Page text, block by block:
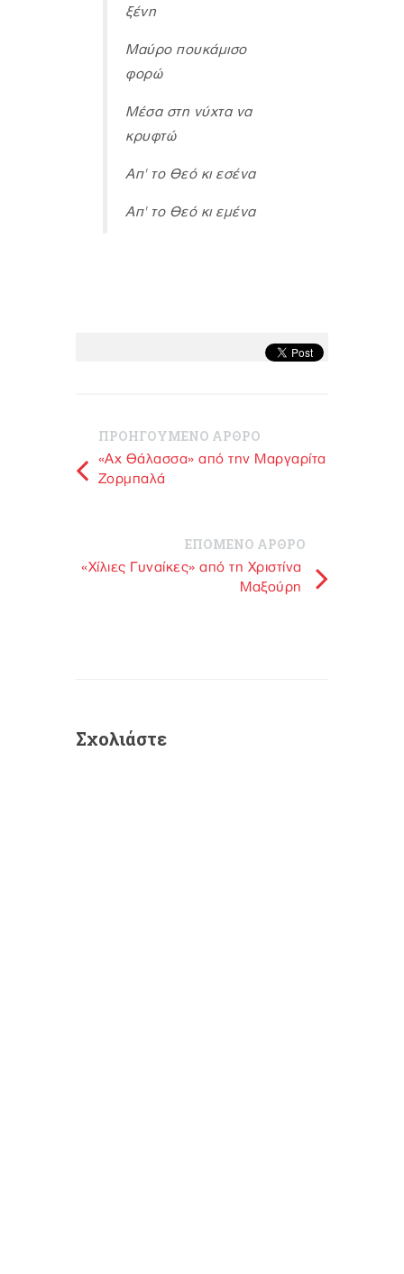
ξένη
Μαύρο πουκάμισο
φορώ
Μέσα στη νύχτα να
κρυφτώ
Απ' το Θεό κι εσένα
Απ' το Θεό κι εμένα
ΠΡΟΗΓΟΥΜΕΝΟ ΑΡΘΡΟ
«Αχ Θάλασσα» από την Μαργαρίτα
Ζορμπαλά
ΕΠΟΜΕΝΟ ΑΡΘΡΟ
«Χίλιες Γυναίκες» από τη Χριστίνα
Μαξούρη
Σχολιάστε